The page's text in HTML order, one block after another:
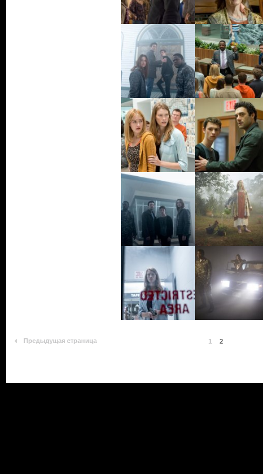
Предыдущая страница 1 2